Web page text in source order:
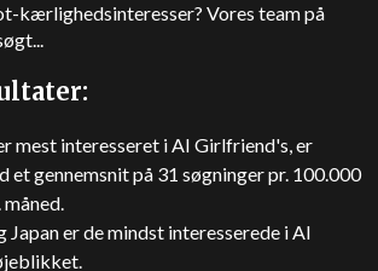
kærlighedsinteresser? Vores team på
mest interesseret i AI Girlfriend's, er
et gennemsnit på 31 søgninger pr. 100.000
måned.
Japan er de mindst interesserede i AI